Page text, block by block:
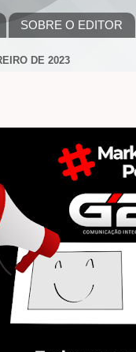
SOBRE O EDITOR
DE 2023